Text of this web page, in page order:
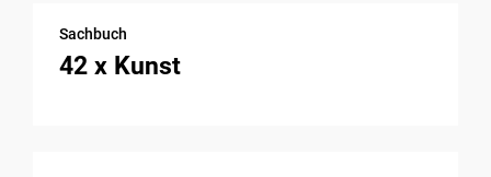
Sachbuch
42 x Kunst